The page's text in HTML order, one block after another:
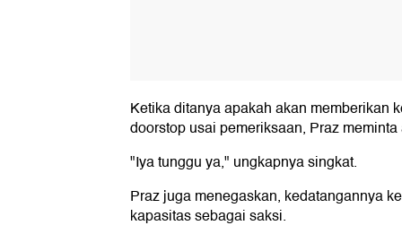
Ketika ditanya apakah akan memberikan
doorstop usai pemeriksaan, Praz
"Iya tunggu ya," ungkapnya singkat.
Praz juga menegaskan, kedatangannya
kapasitas sebagai saksi.